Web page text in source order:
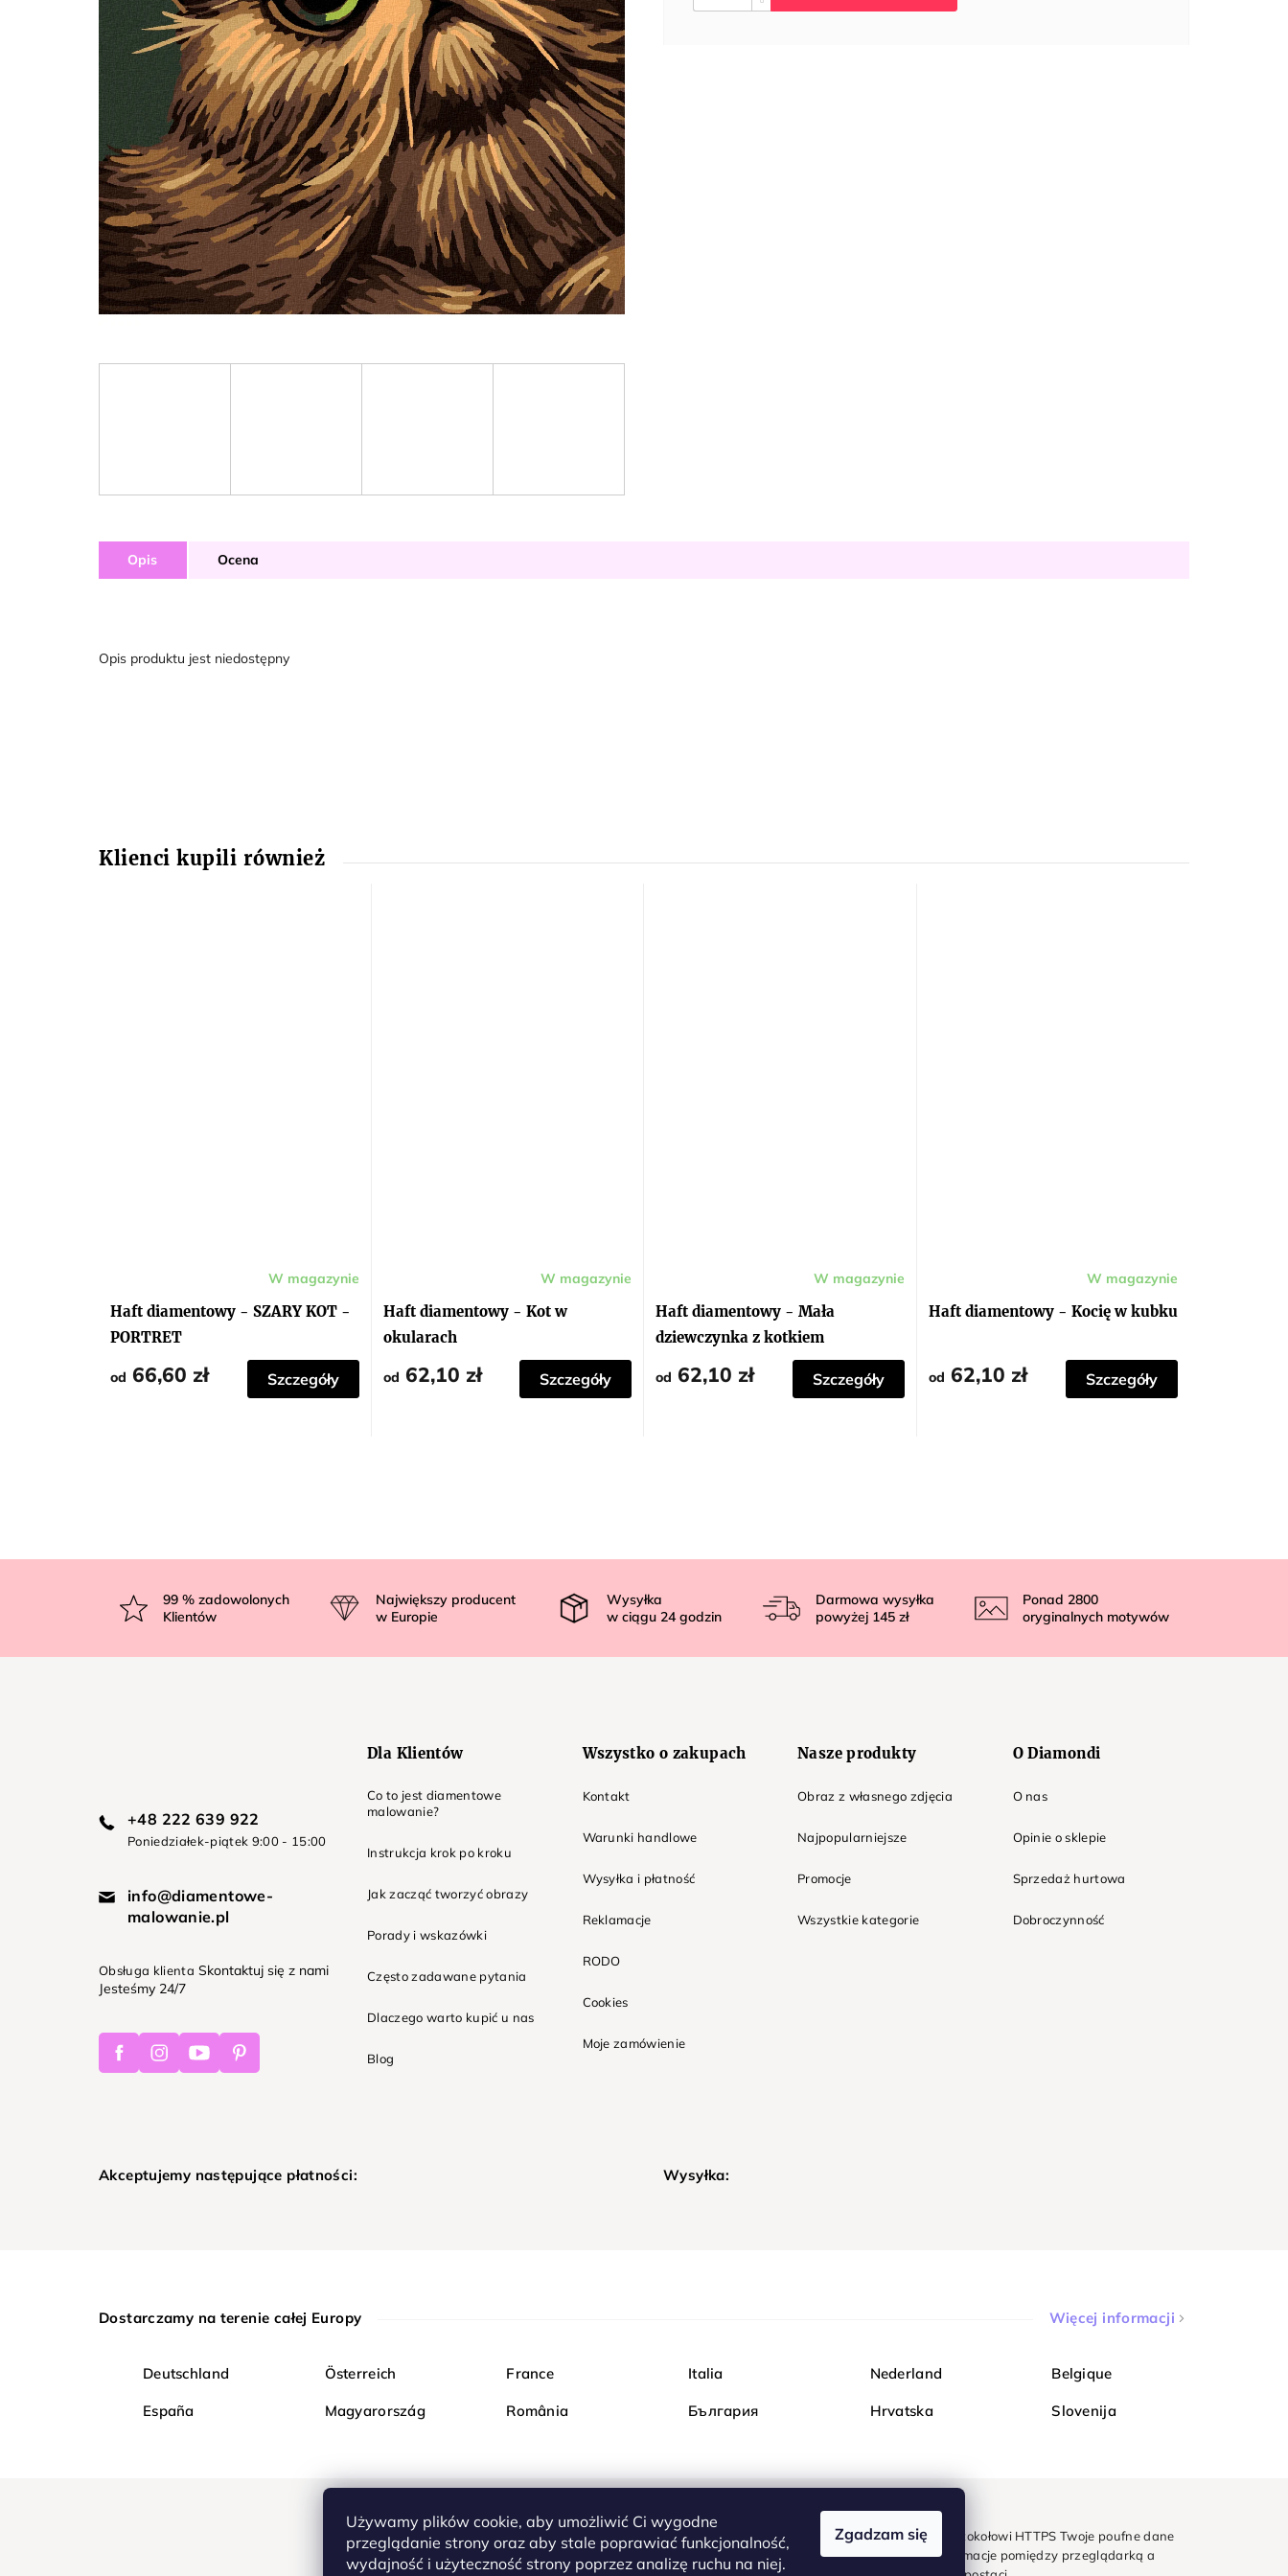
Używamy plików cookie, aby umożliwić Ci wygodne
przeglądanie strony oraz aby stale poprawiać funkcjonalność,
wydajność i użyteczność strony poprzez analizę ruchu na niej.
Zgadzam się
Opis Ocena
Opis produktu jest niedostępny
Haft diamentowy - SZARY KOT -
PORTRET
produktu
wynosi
5,0
na
gwiazdek.
W magazynie
od 66,60 zł Szczegóły
Haft diamentowy - Kot w
okularach
produktu
wynosi
5,0
na
gwiazdek.
W magazynie
od 62,10 zł Szczegóły
Haft diamentowy - Mała
dziewczynka z kotkiem
W magazynie
od 62,10 zł Szczegóły
Haft diamentowy - Kocię w kubku
W magazynie
od 62,10 zł Szczegóły
p
99% zadowolonych
Klientów
Największy producent
w Europie
Wysyłka
w ciągu 24 godzin
Darmowa wysyłka
powyżej 145 zł
Ponad 2800
oryginalnych motywów
+48 222 639 922
Poniedziałek-piątek 9:00 - 15:00
info@diamentowe-
malowanie.pl
Obsługa klienta Skontaktuj się z nami
Jesteśmy 24/7
FacebookInstagramYoutubePinterest
Dla Klientów
Co to jest diamentowe
malowanie?
Instrukcja krok po kroku
Jak zacząć tworzyć obrazy
Porady i wskazówki
Często zadawane pytania
Dlaczego warto kupić u nas
Blog
Wszystko o zakupach
Kontakt
Warunki handlowe
Wysyłka i płatność
Reklamacje
RODO
Cookies
Moje zamówienie
Nasze produkty
Obraz z własnego zdjęcia
Najpopularniejsze
Promocje
Wszystkie kategorie
O Diamondi
O nas
Opinie o sklepie
Sprzedaż hurtowa
Dobroczynność
Akceptujemy następujące płatności: Wysyłka:
Dostarczamy na terenie całej Europy Więcej informacji
Deutschland Österreich France Italia Nederland Belgique
España Magyarország România България Hrvatska Slovenija
Kupuj bezpiecznie w Diamondi. Dzięki protokołowi HTTPS Twoje poufne dane
są całkowicie bezpieczne - wszystkie informacje pomiędzy przeglądarką a